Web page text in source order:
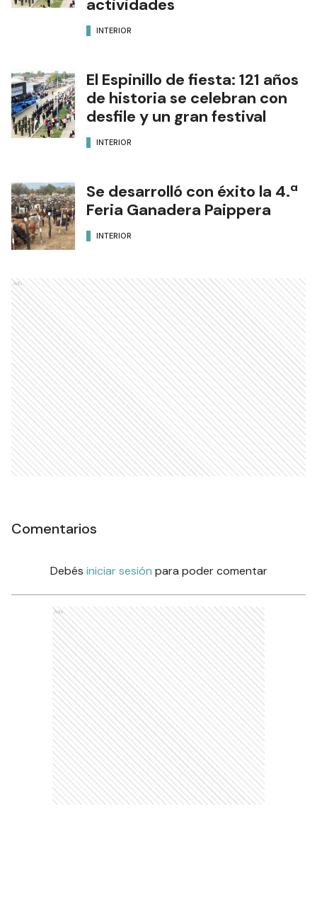
actividades
INTERIOR
El Espinillo de fiesta: 121 años
de historia se celebran con
desfile y un gran festival
INTERIOR
Se desarrolló con éxito la 4.ª
Feria Ganadera Paippera
INTERIOR
Ads
Comentarios
Debés iniciar sesión para poder comentar
Ads